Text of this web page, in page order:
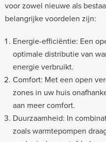
voor zowel nieuwe als
belangrijke voordelen zijn:
Energie-efficiëntie: Een
optimale distributie van
energie verbruikt.
Comfort: Met een open
zones in uw huis
aan meer comfort.
Duurzaamheid: In
zoals warmtepompen